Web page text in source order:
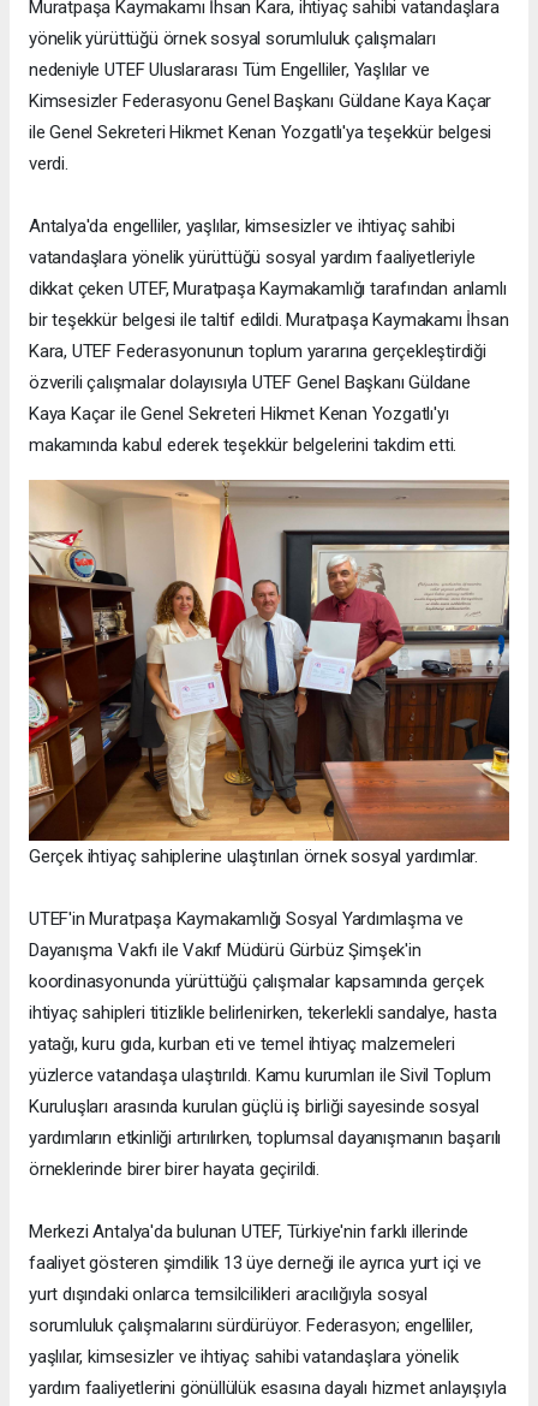
Muratpaşa Kaymakamı İhsan Kara, ihtiyaç sahibi vatandaşlara
yönelik yürüttüğü örnek sosyal sorumluluk çalışmaları
nedeniyle UTEF Uluslararası Tüm Engelliler, Yaşlılar ve
Kimsesizler Federasyonu Genel Başkanı Güldane Kaya Kaçar
ile Genel Sekreteri Hikmet Kenan Yozgatlı'ya teşekkür belgesi
verdi.
Antalya'da engelliler, yaşlılar, kimsesizler ve ihtiyaç sahibi
vatandaşlara yönelik yürüttüğü sosyal yardım faaliyetleriyle
dikkat çeken UTEF, Muratpaşa Kaymakamlığı tarafından anlamlı
bir teşekkür belgesi ile taltif edildi. Muratpaşa Kaymakamı İhsan
Kara, UTEF Federasyonunun toplum yararına gerçekleştirdiği
özverili çalışmalar dolayısıyla UTEF Genel Başkanı Güldane
Kaya Kaçar ile Genel Sekreteri Hikmet Kenan Yozgatlı'yı
makamında kabul ederek teşekkür belgelerini takdim etti.
Gerçek ihtiyaç sahiplerine ulaştırılan örnek sosyal yardımlar.
UTEF'in Muratpaşa Kaymakamlığı Sosyal Yardımlaşma ve
Dayanışma Vakfı ile Vakıf Müdürü Gürbüz Şimşek'in
koordinasyonunda yürüttüğü çalışmalar kapsamında gerçek
ihtiyaç sahipleri titizlikle belirlenirken, tekerlekli sandalye, hasta
yatağı, kuru gıda, kurban eti ve temel ihtiyaç malzemeleri
yüzlerce vatandaşa ulaştırıldı. Kamu kurumları ile Sivil Toplum
Kuruluşları arasında kurulan güçlü iş birliği sayesinde sosyal
yardımların etkinliği artırılırken, toplumsal dayanışmanın başarılı
örneklerinde birer birer hayata geçirildi.
Merkezi Antalya'da bulunan UTEF, Türkiye'nin farklı illerinde
faaliyet gösteren şimdilik 13 üye derneği ile ayrıca yurt içi ve
yurt dışındaki onlarca temsilcilikleri aracılığıyla sosyal
sorumluluk çalışmalarını sürdürüyor. Federasyon; engelliler,
yaşlılar, kimsesizler ve ihtiyaç sahibi vatandaşlara yönelik
yardım faaliyetlerini gönüllülük esasına dayalı hizmet anlayışıyla